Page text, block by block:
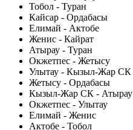
Тобол - Туран
Кайсар - Ордабасы
Елимай - Актобе
Женис - Кайрат
Атырау - Туран
Окжетпес - Жетысу
Улытау - Кызыл-Жар СК
Жетысу - Ордабасы
Кызыл-Жар СК - Атырау
Окжетпес - Улытау
Елимай - Женис
Актобе - Тобол